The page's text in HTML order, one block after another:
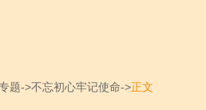
题->不忘初心牢记使命->正文